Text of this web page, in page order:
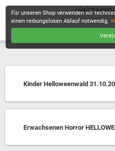
Kinder Helloweenwald
Erwachsenen Horror
Für unseren Shop verwenden wir
einen reibungslosen Ablauf notwendig.